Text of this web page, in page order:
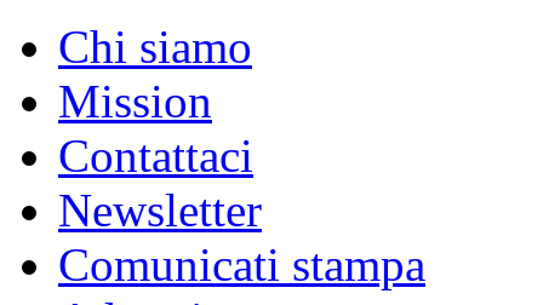
Chi siamo
Mission
Contattaci
Newsletter
Comunicati stampa